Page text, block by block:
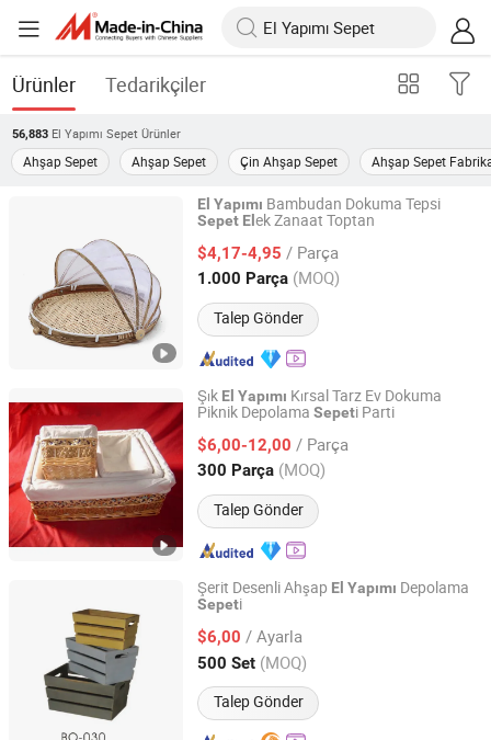
Ürünler Tedarikçiler
56,883 El Yapımı Sepet Ürünler
Ahşap Sepet Ahşap Sepet Çin Ahşap Sepet Ahşap Sepet
El Yapımı Bambudan Dokuma Tepsi
Sepet El ek Zanaat Toptan
$4,17-4,95 / Parça
1.000 Parça (MOQ)
Talep Gönder
Shuifu Huiyang Agricultural Technology Co., Ltd.
Yunnan, China Fiyat 2025
Şık El Yapımı Kırsal Tarz Ev Dokuma
Piknik Depolama Sepeti Parti
$6,00-12,00 / Parça
300 Parça (MOQ)
Talep Gönder
Linyi Hengyibo Arts and Crafts Co., Ltd.
Shandong, China Fiyat 2025
Şerit Desenli Ahşap El Yapımı Depolama
Sepeti
$6,00 / Ayarla
500 Set (MOQ)
Talep Gönder
CAO COUNTY DAWANG ARTS AND CRAFTS CO., LTD.
Shandong, China Fiyat 2020